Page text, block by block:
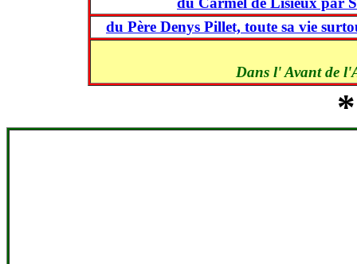
du Père Denys Pillet, toute sa vie
Dans l' Avant de